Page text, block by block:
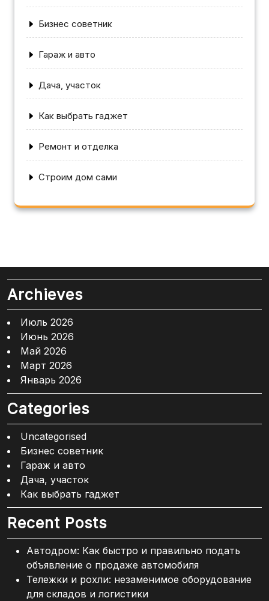
Бизнес советник
Гараж и авто
Дача, участок
Как выбрать гаджет
Ремонт и отделка
Строим дом сами
Archieves
Июль 2026
Июнь 2026
Май 2026
Март 2026
Январь 2026
Categories
Uncategorised
Бизнес советник
Гараж и авто
Дача, участок
Как выбрать гаджет
Recent Posts
Автодром: Как быстро и правильно подать
объявление о продаже автомобиля
Тележки и рохли: незаменимое оборудование
для складов и логистики